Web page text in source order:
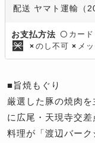
配送 ヤマト運輸（
お支払方法 〇 カード
× のし不可 × メ
■旨焼もぐり
厳選した豚の焼肉
に広尾・天現寺交
料理が「渡辺バー